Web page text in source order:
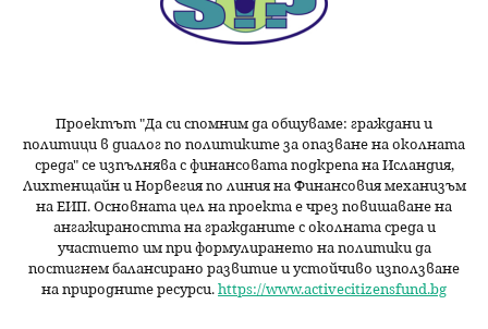
Проектът "Да си спомним даобщуваме: граждани и
политици в диалог по политиките за опазване на околната
среда" се изпълнява с финансовата подкрепа на Исландия,
Лихтенщайн и Норвегия по линия на Финансовия механизъм
на ЕИП. Основната цел на проекта е чрез повишаване на
ангажираността на гражданите с околната среда и
участието им при формулирането на политики да
постигнем балансирано развитие и устойчиво използване
на природните ресурси.https://www.activecitizensfund.bg